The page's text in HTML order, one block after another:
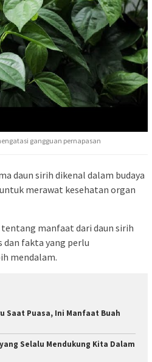
gangguan pernapasan
daun sirih dikenal dalam budaya
merawat kesehatan organ
manfaat dari daun sirih
fakta yang perlu
mendalam.
Saat Puasa, Ini Manfaat Buah
Selalu Mendukung Kita Dalam